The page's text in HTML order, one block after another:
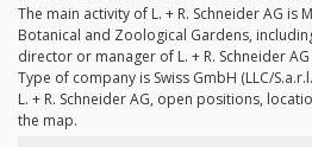
The main activity of L. + R. Schneider AG is
Botanical and Zoological Gardens,
director or manager of L. + R. Schneider
Type of company is Swiss GmbH (LLC/
L. + R. Schneider AG, open positions,
the map.